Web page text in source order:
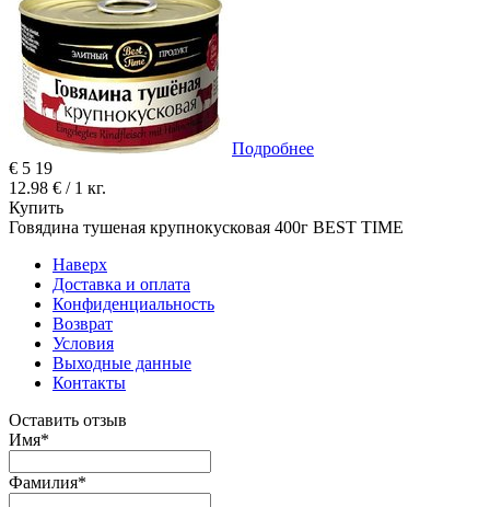
Подробнее
€ 5 19
12.98 € / 1 кг.
Купить
Говядина тушеная крупнокусковая 400г BEST TIME
Наверх
Доставка и оплата
Конфиденциальность
Возврат
Условия
Выходные данные
Контакты
Оставить отзыв
Имя*
Фамилия*